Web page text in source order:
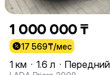
1 000 000 ₸
17 569₸/мес
1 км · 1.6 л · Передний